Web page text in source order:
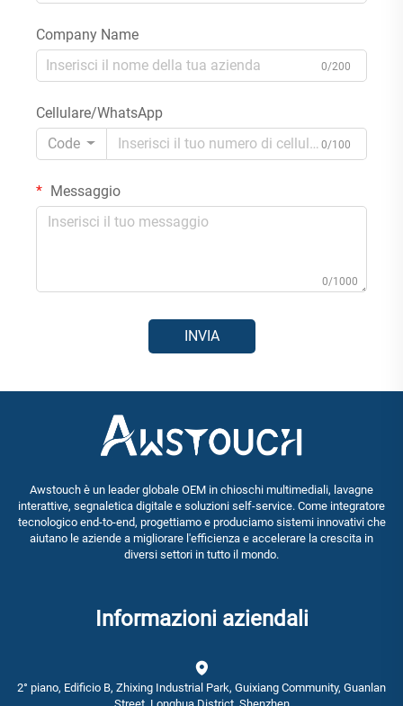
Company Name
0/200
Cellulare/WhatsApp
Code
0/100
Messaggio
0/1000
INVIA
Awstouch è un leader globale OEM in chioschi multimediali, lavagne
interattive, segnaletica digitale e soluzioni self-service. Come integratore
tecnologico end-to-end, progettiamo e produciamo sistemi innovativi che
aiutano le aziende a migliorare l'efficienza e accelerare la crescita in
diversi settori in tutto il mondo.
Informazioni aziendali
2° piano, Edificio B, Zhixing Industrial Park, Guixiang Community, Guanlan